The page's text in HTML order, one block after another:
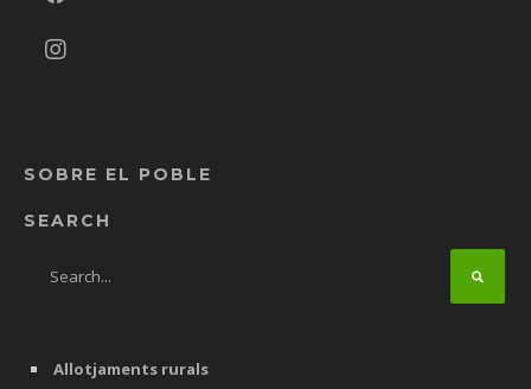
SOBRE EL POBLE
SEARCH
Allotjaments rurals